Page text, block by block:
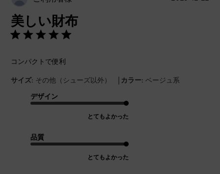
美しい財布
コンパクトで便利
サイズ: その他（シューズ以外） | カラー: ベージュ系
デザイン
とてもよかった
品質
とてもよかった